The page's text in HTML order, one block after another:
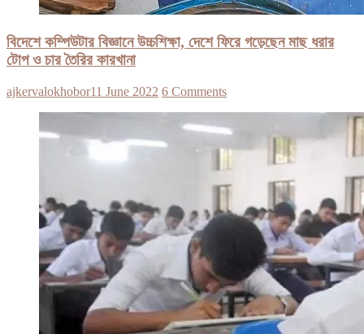
বিদেশে কম্পিউটার বিজ্ঞানে উচ্চশিক্ষা, দেশে ফিরে গড়েছেন মাছ ধরার
টোপ ও চার তৈরির কারখানা
ajkervalokhobor11 June 2022 6 Comments